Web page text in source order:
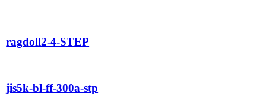
ragdoll2-4-STEP
jis5k-bl-ff-300a-stp